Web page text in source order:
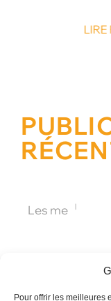
Pour offrir les meilleures
LIRE PLUS >>>
Les meilleures
Quel
événement
Pourquoi le
du champagne ?